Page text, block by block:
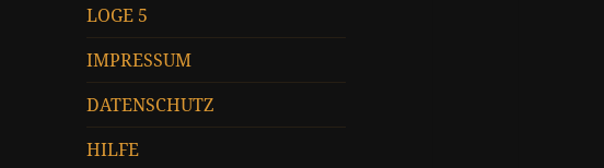
LOGE 5
IMPRESSUM
DATENSCHUTZ
HILFE